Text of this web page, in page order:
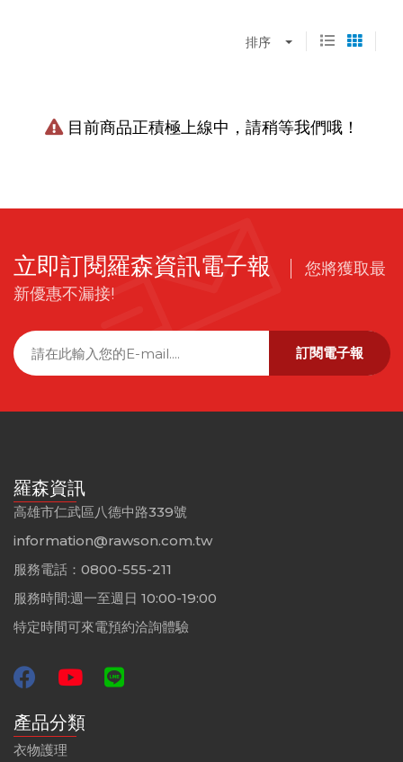
排序
目前商品正積極上線中，請稍等我們哦！
立即訂閱羅森資訊電子報
您將獲取最
新優惠不漏接!
訂閱電子報
羅森資訊
高雄市仁武區八德中路339號
information@rawson.com.tw
服務電話：0800-555-211
服務時間:週一至週日 10:00-19:00
特定時間可來電預約洽詢體驗
產品分類
衣物護理